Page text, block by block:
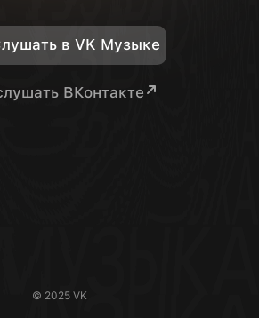
в VK Музыке
ВКонтакте
© 2025 VK